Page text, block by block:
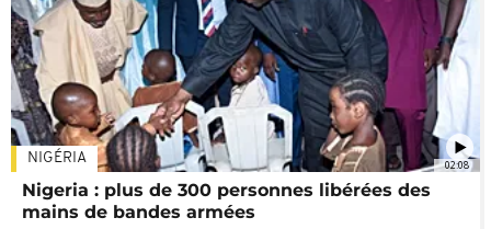
02:08
NIGÉRIA
Nigeria : plus de 300 personnes libérées des
mains de bandes armées